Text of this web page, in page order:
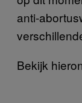
anti-
Bekijk